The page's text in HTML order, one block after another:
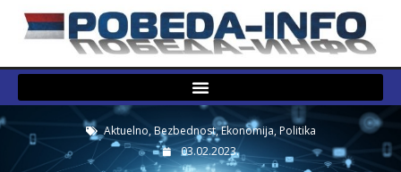
Aktuelno,Bezbednost,Ekonomija,Politika
03.02.2023.